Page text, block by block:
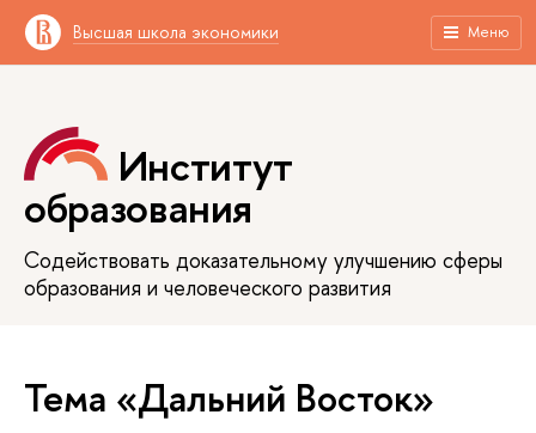
Высшая школа экономики Меню
Институт
образования
Содействовать доказательному улучшению сферы
образования и человеческого развития
Тема «Дальний Восток»